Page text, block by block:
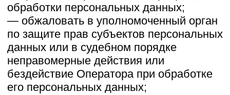
правосудия, исполнения судебного акта,
акта другого органа или должностного
лица, подлежащих исполнению в
соответствии с законодательством
Российской Федерации об
исполнительном производстве.
7.4. Обработка персональных данных
необходима для исполнения договора,
стороной которого либо